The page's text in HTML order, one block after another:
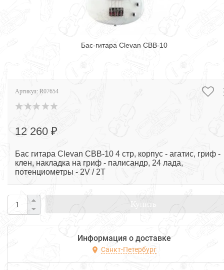
Бас-гитара Clevan CBB-10
Артикул: R07654
12 260 ₽
Бас гитара Clevan CBB-10 4 стр, корпус - агатис, гриф -
клен, накладка на гриф - палисандр, 24 лада,
потенциометры - 2V / 2T
Купить
Информация о доставке
Санкт-Петербург